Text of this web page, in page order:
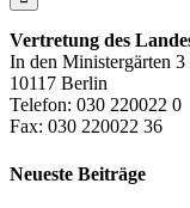
Vertretung des
In den Ministergärten 3
10117 Berlin
Telefon: 030 220022 0
Fax: 030 220022 36
Neueste Beiträge